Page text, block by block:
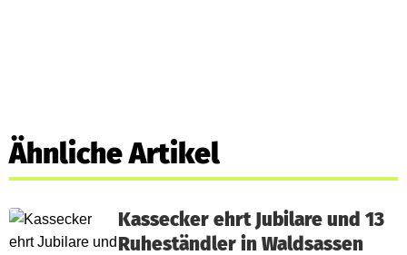
Ähnliche Artikel
Kassecker ehrt Jubilare und 13
Ruheständler in Waldsassen